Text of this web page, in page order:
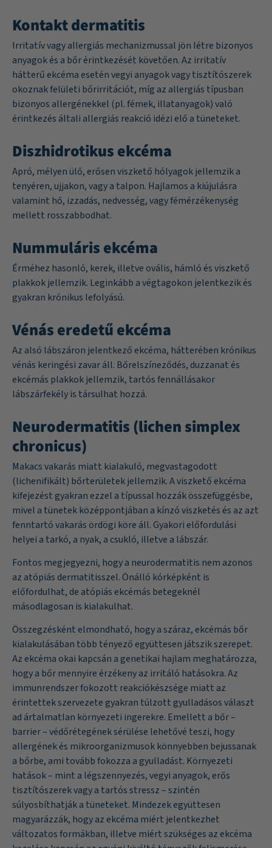
Kontakt dermatitis
Irritatív vagy allergiás mechanizmussal jön létre bizonyos
anyagok és a bőr érintkezését követően. Az irritatív
hátterű ekcéma esetén vegyi anyagok vagy tisztítószerek
okoznak felületi bőrirritációt, míg az allergiás típusban
bizonyos allergénekkel (pl. fémek, illatanyagok) való
érintkezés általi allergiás reakció idézi elő a tüneteket.
Diszhidrotikus ekcéma
Apró, mélyen ülő, erősen viszkető hólyagok jellemzik a
tenyéren, ujjakon, vagy a talpon. Hajlamos a kiújulásra
valamint hő, izzadás, nedvesség, vagy fémérzékenység
mellett rosszabbodhat.
Nummuláris ekcéma
Érméhez hasonló, kerek, illetve ovális, hámló és viszkető
plakkok jellemzik. Leginkább a végtagokon jelentkezik és
gyakran krónikus lefolyású.
Vénás eredetű ekcéma
Az alsó lábszáron jelentkező ekcéma, hátterében krónikus
vénás keringési zavar áll. Bőrelszíneződés, duzzanat és
ekcémás plakkok jellemzik, tartós fennállásakor
lábszárfekély is társulhat hozzá.
Neurodermatitis (lichen simplex
chronicus)
Makacs vakarás miatt kialakuló, megvastagodott
(lichenifikált) bőrterületek jellemzik. A viszkető ekcéma
kifejezést gyakran ezzel a típussal hozzák összefüggésbe,
mivel a tünetek középpontjában a kínzó viszketés és az azt
fenntartó vakarás ördögi köre áll. Gyakori előfordulási
helyei a tarkó, a nyak, a csukló, illetve a lábszár.
Fontos megjegyezni, hogy a neurodermatitis nem azonos
az atópiás dermatitisszel. Önálló kórképként is
előfordulhat, de atópiás ekcémás betegeknél
másodlagosan is kialakulhat.
Összegzésként elmondható, hogy a száraz, ekcémás bőr
kialakulásában több tényező együttesen játszik szerepet.
Az ekcéma okai kapcsán a genetikai hajlam meghatározza,
hogy a bőr mennyire érzékeny az irritáló hatásokra. Az
immunrendszer fokozott reakciókészsége miatt az
érintettek szervezete gyakran túlzott gyulladásos választ
ad ártalmatlan környezeti ingerekre. Emellett a bőr –
barrier – védőrétegének sérülése lehetővé teszi, hogy
allergének és mikroorganizmusok könnyebben bejussanak
a bőrbe, ami tovább fokozza a gyulladást. Környezeti
hatások – mint a légszennyezés, vegyi anyagok, erős
tisztítószerek vagy a tartós stressz – szintén
súlyosbíthatják a tüneteket. Mindezek együttesen
magyarázzák, hogy az ekcéma miért jelentkezhet
változatos formákban, illetve miért szükséges az ekcéma